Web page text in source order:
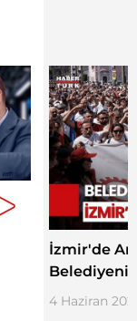
İzmir'de
4 Haziran